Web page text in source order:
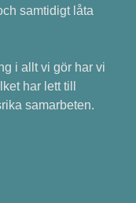
samtidigt låta
i allt vi gör har vi
har lett till
samarbeten.